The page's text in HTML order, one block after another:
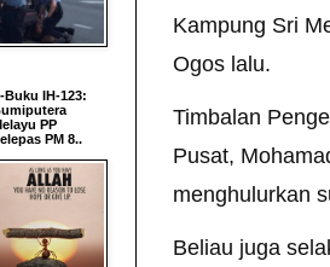
Kampung Sri
Ogos lalu.
Timbalan
Pusat,
menghulurkan
Beliau juga
Buku IH-123:
PP
PM 8..